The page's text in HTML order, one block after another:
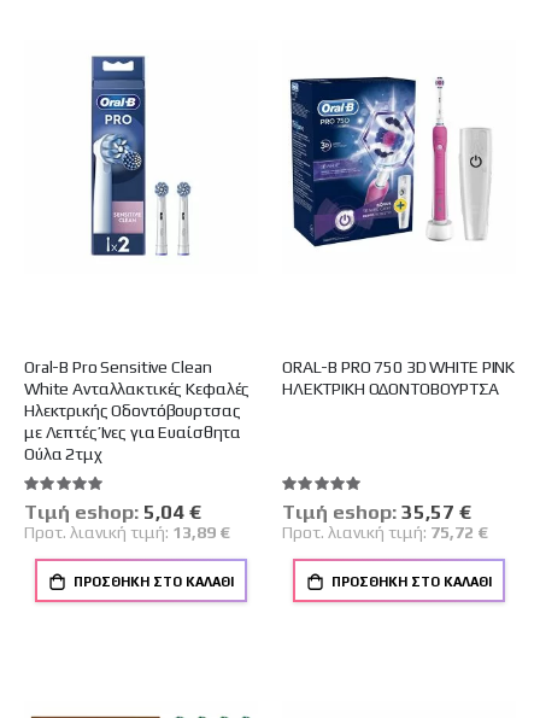
Oral-B Pro Sensitive Clean
White Ανταλλακτικές Κεφαλές
Ηλεκτρικής Οδοντόβουρτσας
με Λεπτές Ίνες για Ευαίσθητα
Ούλα 2τμχ
Βαθμολογία:
100%
Tιμή eshop: Ειδική
Τιμή
5,04 €
Προτ. λιανική τιμή: 13,89 €
ΠΡΟΣΘΉΚΗ ΣΤΟ ΚΑΛΆΘΙ
ORAL-B PRO 750 3D WHITE PINK
ΗΛΕΚΤΡΙΚΗ ΟΔΟΝΤΟΒΟΥΡΤΣΑ
Βαθμολογία:
100%
Tιμή eshop: Ειδική
Τιμή
35,57 €
Προτ. λιανική τιμή: 75,72 €
ΠΡΟΣΘΉΚΗ ΣΤΟ ΚΑΛΆΘΙ